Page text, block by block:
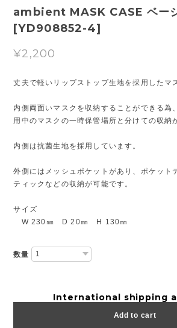
ambient MASK CASE ベー
[YD908852-4]
¥2,200
丈夫で軽いリップストップ生地を採用したマ
内側両面いマスクを収納することができる為
用中のマスクの一時保管場所と分けての収納
内側は抗菌生地を採用しています。
外側にはメッシュポケットがあり、ポケット
ティックなどの収納が可能です。
サイズ
W 230㎜ D 20㎜ H 130㎜
数量
International shipping
Add to cart